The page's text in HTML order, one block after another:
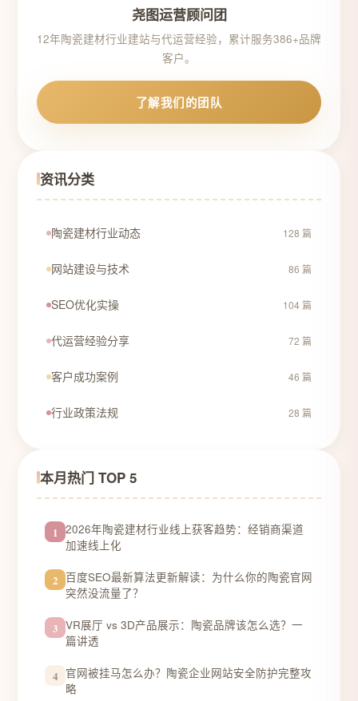
尧图运营顾问团
12年陶瓷建材行业建站与代运营经验，累计服务386+品牌
客户。
了解我们的团队
资讯分类
陶瓷建材行业动态 128 篇
网站建设与技术 86 篇
SEO优化实操 104 篇
代运营经验分享 72 篇
客户成功案例 46 篇
行业政策法规 28 篇
本月热门 TOP 5
1 2026年陶瓷建材行业线上获客趋势：经销商渠道
加速线上化
2 百度SEO最新算法更新解读：为什么你的陶瓷官网
突然没流量了？
3 VR展厅 vs 3D产品展示：陶瓷品牌该怎么选？一
篇讲透
4 官网被挂马怎么办？陶瓷企业网站安全防护完整攻
略